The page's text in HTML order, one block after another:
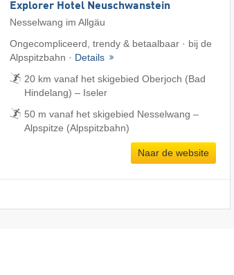
Explorer Hotel Neuschwanstein
Nesselwang im Allgäu
Ongecompliceerd, trendy & betaalbaar · bij de
Alpspitzbahn · Details
20 km vanaf het skigebied Oberjoch (Bad
Hindelang) – Iseler
50 m vanaf het skigebied Nesselwang –
Alpspitze (Alpspitzbahn)
Naar de website